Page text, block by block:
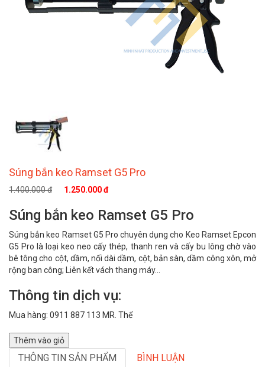
Súng bắn keo Ramset G5 Pro
1.400.000 đ 1.250.000 đ
Súng bắn keo Ramset G5 Pro
Súng bắn keo Ramset G5 Pro chuyên dụng cho Keo Ramset Epcon
G5 Pro là loại keo neo cấy thép, thanh ren và cấy bu lông chờ vào
bê tông cho cột, dầm, nối dài dầm, cột, bản sàn, dầm công xôn, mở
rộng ban công; Liên kết vách thang máy...
Thông tin dịch vụ:
Mua hàng: 0911 887 113 MR. Thể
Thêm vào giỏ
THÔNG TIN SẢN PHẨM BÌNH LUẬN